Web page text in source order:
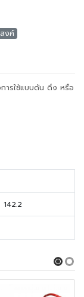
สงค์
ารใช้แบบดัน ดึง หรือ